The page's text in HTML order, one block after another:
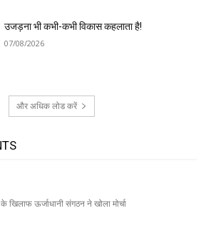
उजड़ना भी कभी-कभी विकास कहलाता है!
07/08/2026
और अधिक लोड करें